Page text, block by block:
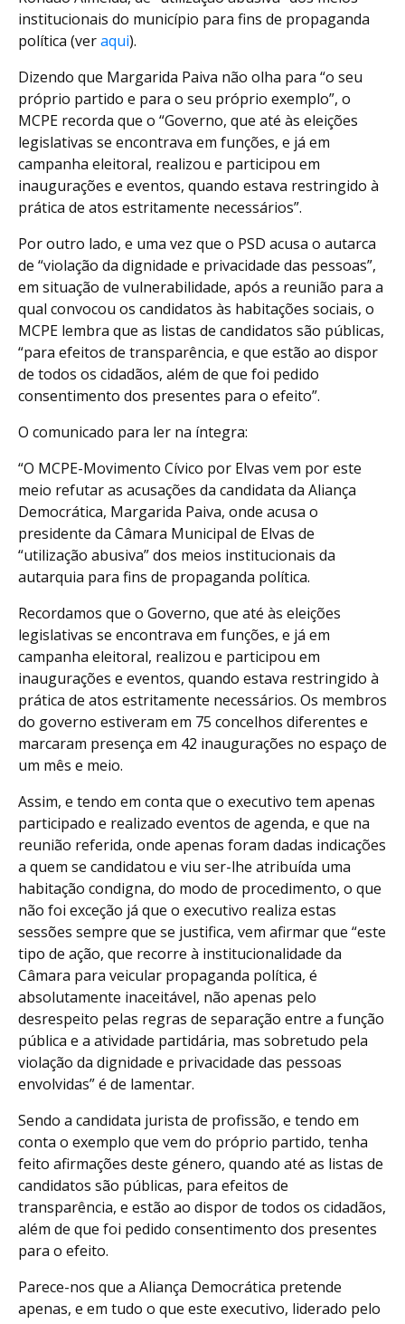
institucionais do município para fins de propaganda
política (veraqui).
Dizendo que Margarida Paiva não olha para “o seu
próprio partido e para o seu próprio exemplo”, o
MCPE recorda que o “Governo, que até às eleições
legislativas se encontrava em funções, e já em
campanha eleitoral, realizou e participou em
inaugurações e eventos, quando estava restringido à
prática de atos estritamente necessários”.
Por outro lado, e uma vez que o PSD acusa o autarca
de “violação da dignidade e privacidade das pessoas”,
em situação de vulnerabilidade, após a reunião para a
qual convocou os candidatos às habitações sociais, o
MCPE lembra que as listas de candidatos são públicas,
“para efeitos de transparência, e que estão ao dispor
de todos os cidadãos, além de que foi pedido
consentimento dos presentes para o efeito”.
O comunicado para ler na íntegra:
“O MCPE-Movimento Cívico por Elvas vem por este
meio refutar as acusações da candidata da Aliança
Democrática, Margarida Paiva, onde acusa o
presidente da Câmara Municipal de Elvas de
“utilização abusiva” dos meios institucionais da
autarquia para fins de propaganda política.
Recordamos que o Governo, que até às eleições
legislativas se encontrava em funções, e já em
campanha eleitoral, realizou e participou em
inaugurações e eventos, quando estava restringido à
prática de atos estritamente necessários. Os membros
do governo estiveram em 75 concelhos diferentes e
marcaram presença em 42 inaugurações no espaço de
um mês e meio.
Assim, e tendo em conta que o executivo tem apenas
participado e realizado eventos de agenda, e que na
reunião referida, onde apenas foram dadas indicações
a quem se candidatou e viu ser-lhe atribuída uma
habitação condigna, do modo de procedimento, o que
não foi exceção já que o executivo realiza estas
sessões sempre que se justifica, vem afirmar que “este
tipo de ação, que recorre à institucionalidade da
Câmara para veicular propaganda política, é
absolutamente inaceitável, não apenas pelo
desrespeito pelas regras de separação entre a função
pública e a atividade partidária, mas sobretudo pela
violação da dignidade e privacidade das pessoas
envolvidas” é de lamentar.
Sendo a candidata jurista de profissão, e tendo em
conta o exemplo que vem do próprio partido, tenha
feito afirmações deste género, quando até as listas de
candidatos são públicas, para efeitos de
transparência, e estão ao dispor de todos os cidadãos,
além de que foi pedido consentimento dos presentes
para o efeito.
Parece-nos que a Aliança Democrática pretende
apenas, e em tudo o que este executivo, liderado pelo